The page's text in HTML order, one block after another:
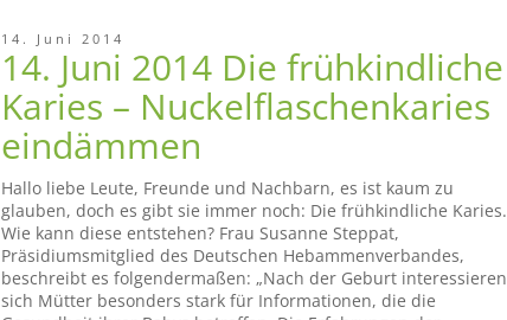
14. Juni 2014
14. Juni 2014 Die frühkindliche
Karies – Nuckelflaschenkaries
eindämmen
Hallo liebe Leute, Freunde und Nachbarn, es ist kaum zu
glauben, doch es gibt sie immer noch: Die frühkindliche Karies.
Wie kann diese entstehen? Frau Susanne Steppat,
Präsidiumsmitglied des Deutschen Hebammenverbandes,
beschreibt es folgendermaßen: „Nach der Geburt interessieren
sich Mütter besonders stark für Informationen, die die